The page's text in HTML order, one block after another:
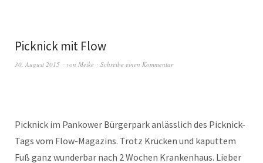
Picknick mit Flow
30. August 2015 von Meike Schreibe einen Kommentar
Picknick im Pankower Bürgerpark anlässlich des Picknick-
Tags vom Flow-Magazins. Trotz Krücken und kaputtem
Fuß ganz wunderbar nach 2 Wochen Krankenhaus. Lieber